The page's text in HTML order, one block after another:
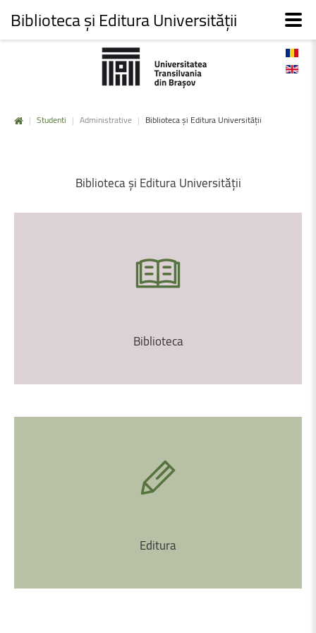
| Studenti | Administrative | Biblioteca și Editura Universității
Bibliotecași Editura Universității
Biblioteca
Editura
Biblioteca și Editura Universității